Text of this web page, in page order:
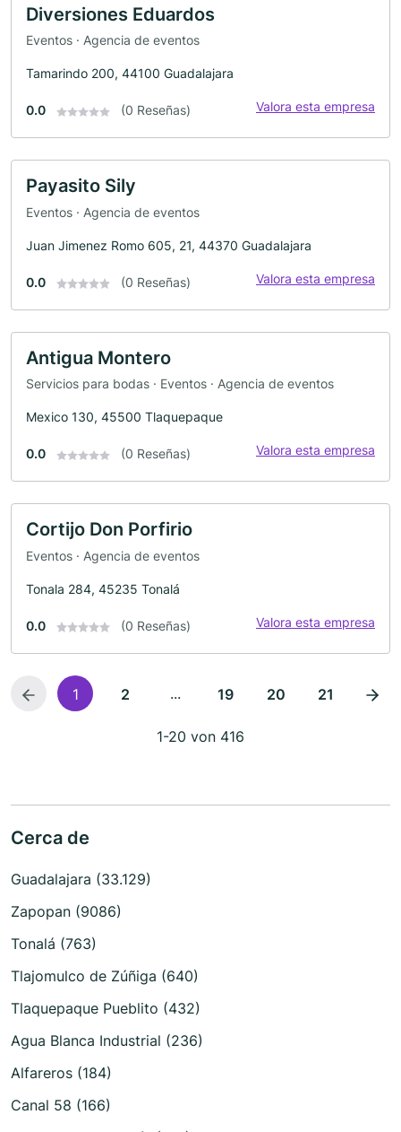
Diversiones Eduardos
Eventos · Agencia de eventos
Tamarindo 200, 44100 Guadalajara
0.0 (0 Reseñas) Valora esta empresa
Payasito Sily
Eventos · Agencia de eventos
Juan Jimenez Romo 605, 21, 44370 Guadalajara
0.0 (0 Reseñas) Valora esta empresa
Antigua Montero
Servicios para bodas · Eventos · Agencia de eventos
Mexico 130, 45500 Tlaquepaque
0.0 (0 Reseñas) Valora esta empresa
Cortijo Don Porfirio
Eventos · Agencia de eventos
Tonala 284, 45235 Tonalá
0.0 (0 Reseñas) Valora esta empresa
1 2 ... 19 20 21
1-20 von 416
Cerca de
Guadalajara (33.129)
Zapopan (9086)
Tonalá (763)
Tlajomulco de Zúñiga (640)
Tlaquepaque Pueblito (432)
Agua Blanca Industrial (236)
Alfareros (184)
Canal 58 (166)